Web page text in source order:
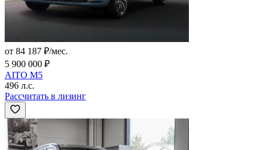
от 84 187 ₽/мес.
5 900 000 ₽
AITO M5
496 л.с.
Рассчитать в лизинг